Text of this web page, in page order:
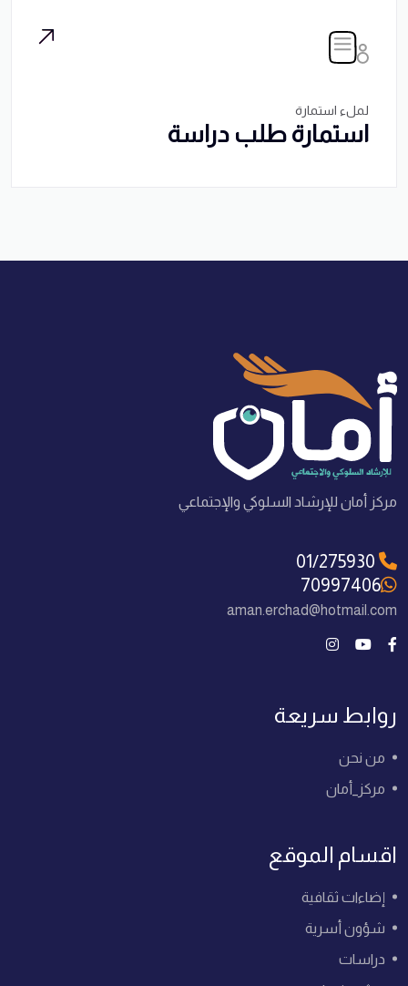
لملء استمارة
استمارة طلب دراسة
مركز أمان للإرشاد السلوكي والإجتماعي
70997406
aman.erchad@hotmail.com
روابط سريعة
من نحن
مركز_أمان
اقسام الموقع
إضاءات ثقافية
شؤون أسرية
دراسات